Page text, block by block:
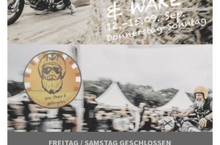
FREITAG / SAMSTAG GESCHLOSSEN